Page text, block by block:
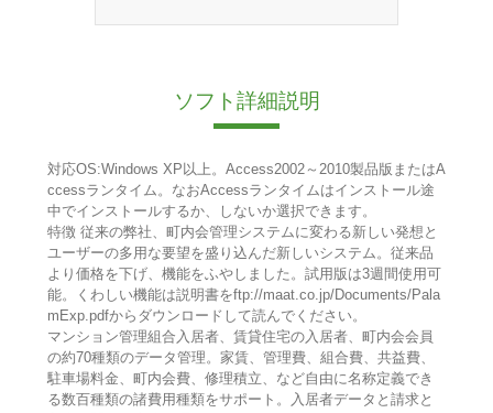
ソフト詳細説明
対応OS:Windows XP以上。Access2002～2010製品版またはA
ccessランタイム。なおAccessランタイムはインストール途
中でインストールするか、しないか選択できます。
特徴 従来の弊社、町内会管理システムに変わる新しい発想と
ユーザーの多用な要望を盛り込んだ新しいシステム。従来品
より価格を下げ、機能をふやしました。試用版は3週間使用可
能。くわしい機能は説明書をftp://maat.co.jp/Documents/Pala
mExp.pdfからダウンロードして読んでください。
マンション管理組合入居者、賃貸住宅の入居者、町内会会員
の約70種類のデータ管理。家賃、管理費、組合費、共益費、
駐車場料金、町内会費、修理積立、など自由に名称定義でき
る数百種類の諸費用種類をサポート。入居者データと請求と